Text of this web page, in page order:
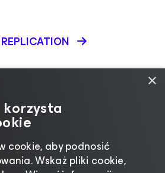
REPLICATION
PRODUKTÓW
×
cookie, aby podnosić
Wskaż pliki cookie,